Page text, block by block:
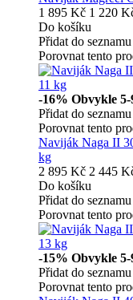
1 895 Kč 1 220
Do košíku
Přidat do
Porovnat tento
-16% Obvykle
Přidat do
Porovnat tento
Naviják Naga II
kg
2 895 Kč 2 445
Do košíku
Přidat do
Porovnat tento
-15% Obvykle
Přidat do
Porovnat tento